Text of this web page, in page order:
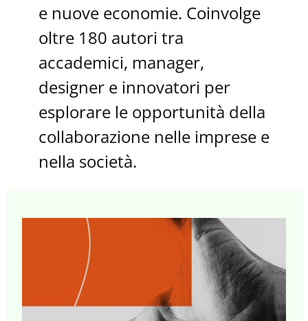
e nuove economie. Coinvolge
oltre 180 autori tra
accademici, manager,
designer e innovatori per
esplorare le opportunità della
collaborazione nelle imprese e
nella società.